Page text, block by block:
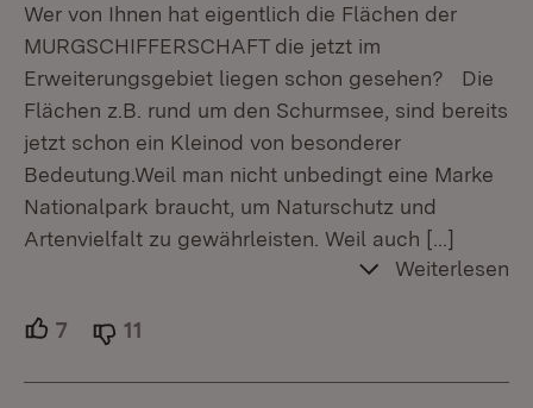
Wer von Ihnen hat eigentlich die Flächen der
MURGSCHIFFERSCHAFT die jetzt im
Erweiterungsgebiet liegen schon gesehen? Die
Flächen z.B. rund um den Schurmsee, sind bereits
jetzt schon ein Kleinod von besonderer
Bedeutung.Weil man nicht unbedingt eine Marke
Nationalpark braucht, um Naturschutz und
Artenvielfalt zu gewährleisten. Weil auch […]
Weiterlesen
7 Unterstützer.
11